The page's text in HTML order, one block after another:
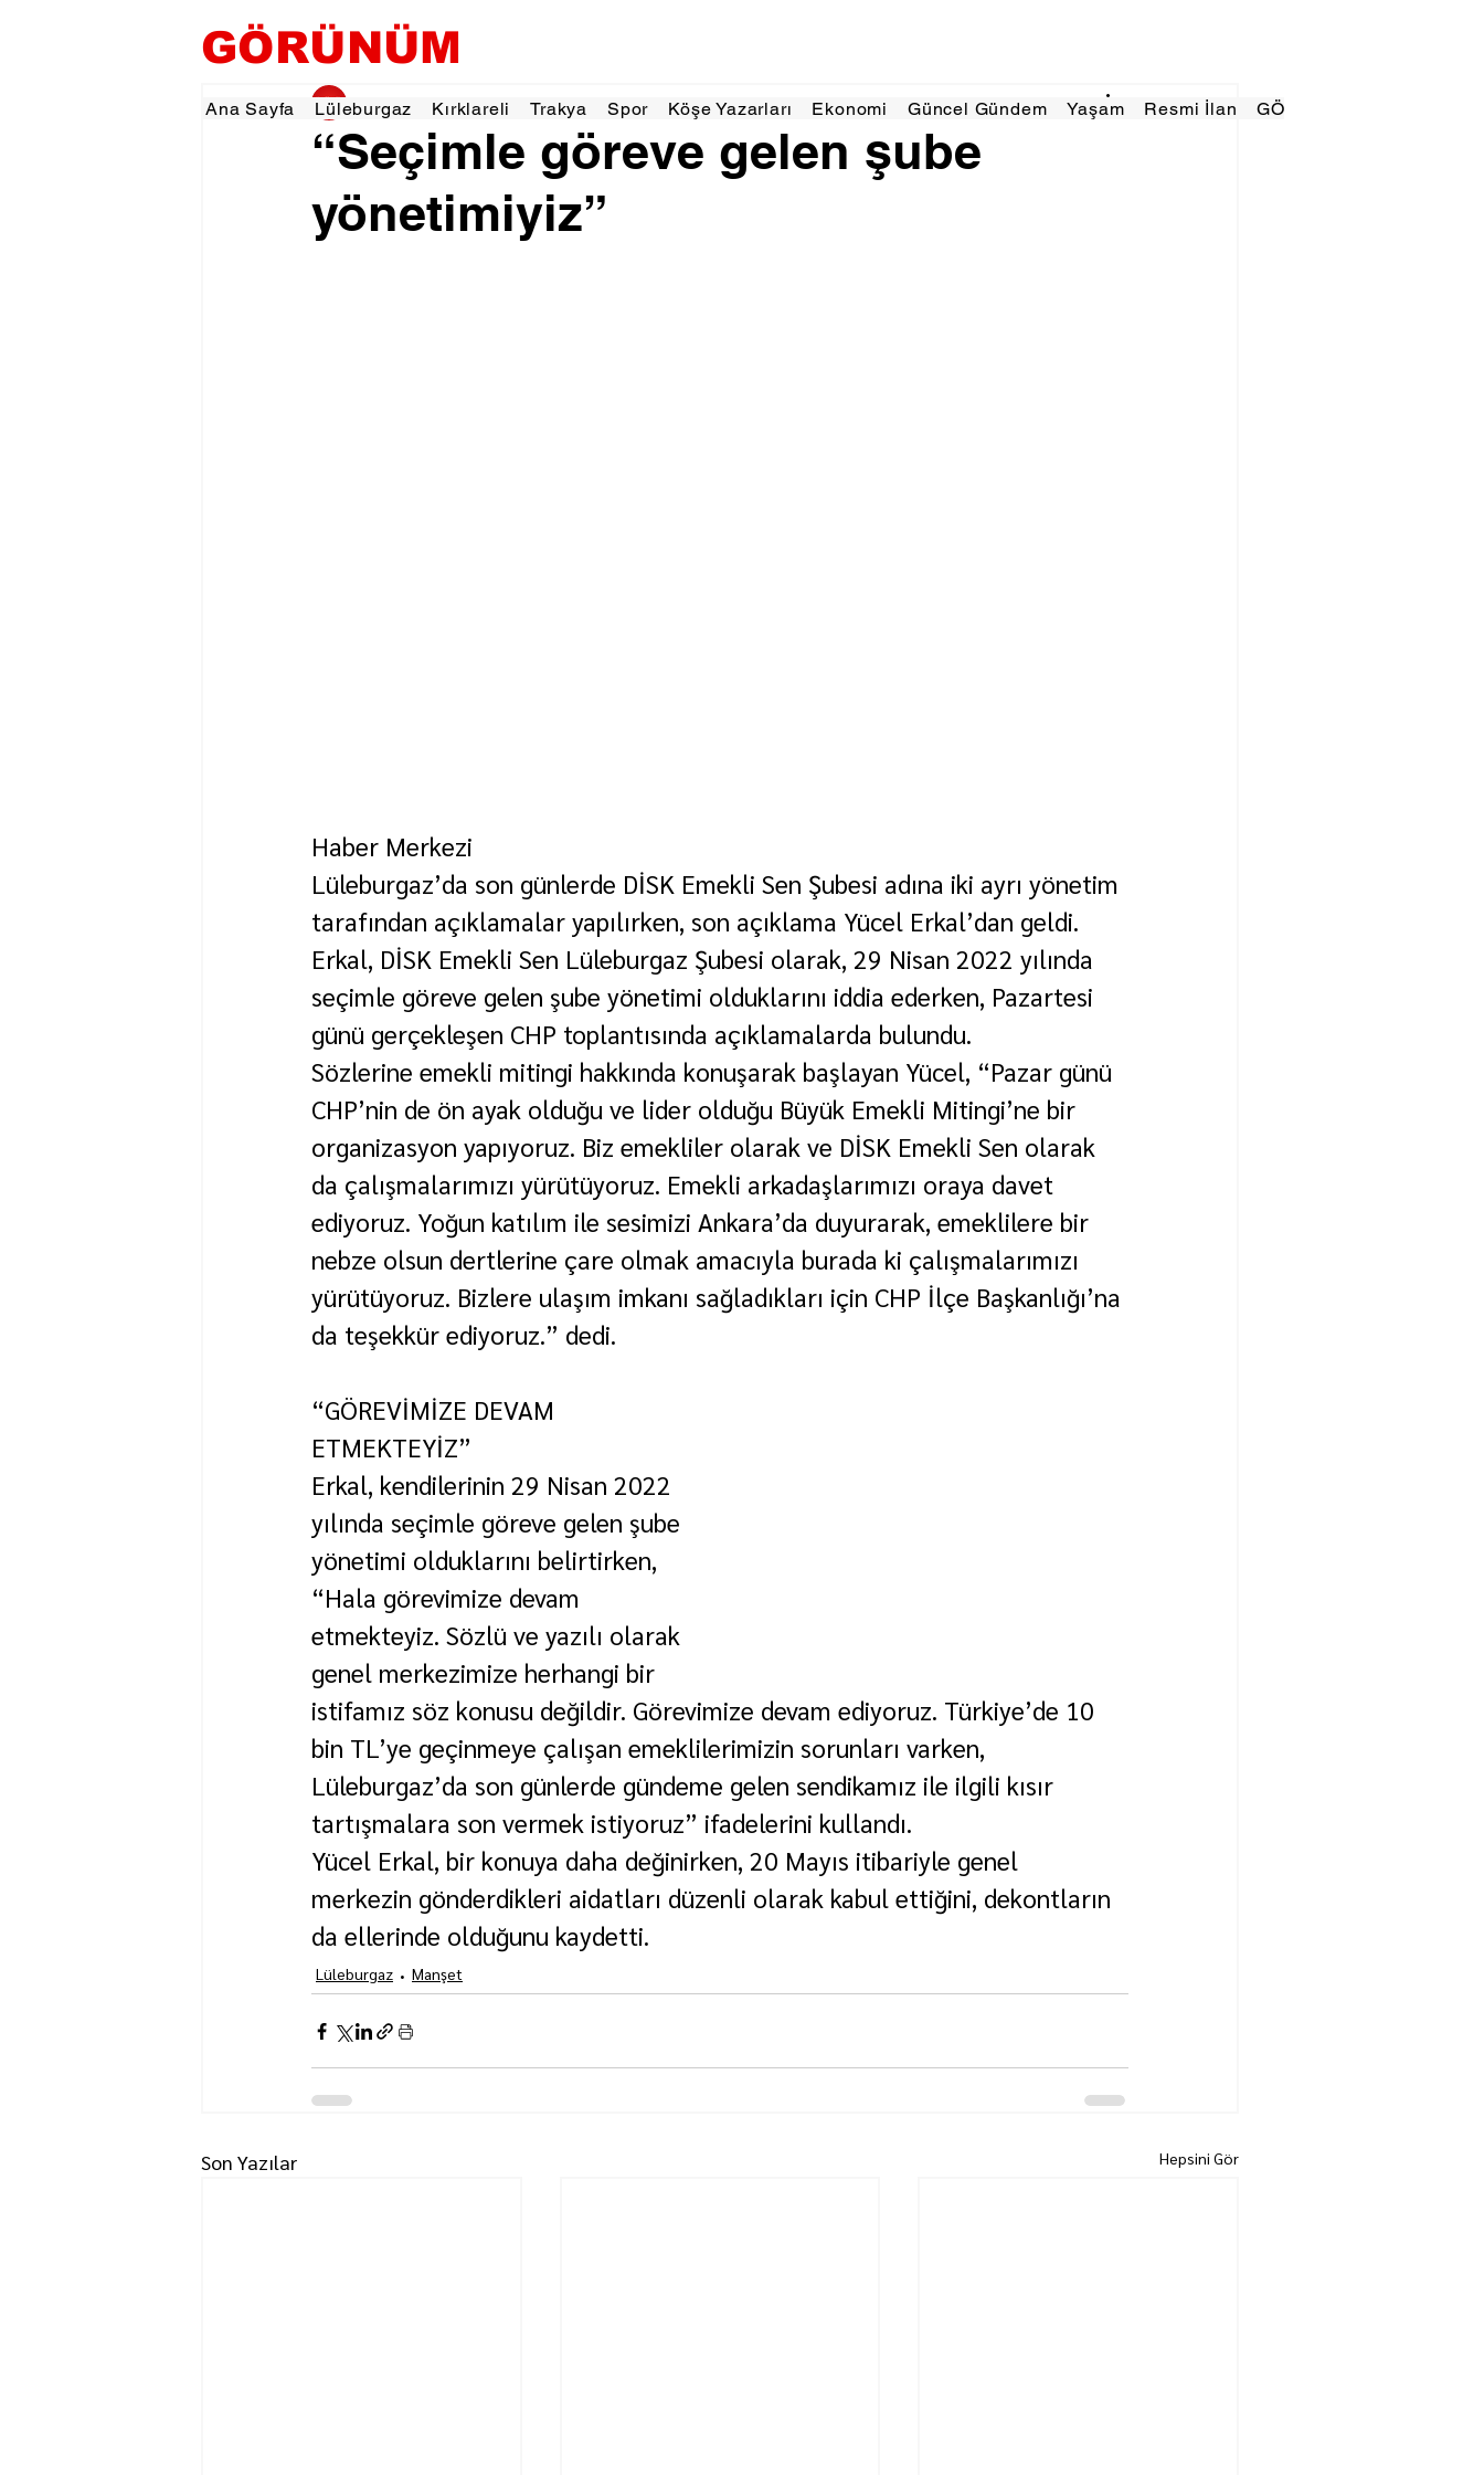
GÖRÜNÜM
Ana Sayfa Lüleburgaz Kırklareli Trakya Spor Köşe Yazarları Ekonomi Güncel Gündem Yaşam Resmi İlan GÖRÜNÜMTV
“Seçimle göreve gelen şube
yönetimiyiz”
gorunumhaber 23 May 2024 1 dakikada okunur
Haber Merkezi
Lüleburgaz’da son günlerde DİSK Emekli Sen Şubesi adına iki ayrı yönetim
tarafından açıklamalar yapılırken, son açıklama Yücel Erkal’dan geldi.
Erkal, DİSK Emekli Sen Lüleburgaz Şubesi olarak, 29 Nisan 2022 yılında
seçimle göreve gelen şube yönetimi olduklarını iddia ederken, Pazartesi
günü gerçekleşen CHP toplantısında açıklamalarda bulundu.
Sözlerine emekli mitingi hakkında konuşarak başlayan Yücel, “Pazar günü
CHP’nin de ön ayak olduğu ve lider olduğu Büyük Emekli Mitingi’ne bir
organizasyon yapıyoruz. Biz emekliler olarak ve DİSK Emekli Sen olarak
da çalışmalarımızı yürütüyoruz. Emekli arkadaşlarımızı oraya davet
ediyoruz. Yoğun katılım ile sesimizi Ankara’da duyurarak, emeklilere bir
nebze olsun dertlerine çare olmak amacıyla burada ki çalışmalarımızı
yürütüyoruz. Bizlere ulaşım imkanı sağladıkları için CHP İlçe Başkanlığı’na
da teşekkür ediyoruz.” dedi.
“GÖREVİMİZE DEVAM
ETMEKTEYİZ”
Erkal, kendilerinin 29 Nisan 2022
yılında seçimle göreve gelen şube
yönetimi olduklarını belirtirken,
“Hala görevimize devam
etmekteyiz. Sözlü ve yazılı olarak
genel merkezimize herhangi bir
istifamız söz konusu değildir. Görevimize devam ediyoruz. Türkiye’de 10
bin TL’ye geçinmeye çalışan emeklilerimizin sorunları varken,
Lüleburgaz’da son günlerde gündeme gelen sendikamız ile ilgili kısır
tartışmalara son vermek istiyoruz” ifadelerini kullandı.
Yücel Erkal, bir konuya daha değinirken, 20 Mayıs itibariyle genel
merkezin gönderdikleri aidatları düzenli olarak kabul ettiğini, dekontların
da ellerinde olduğunu kaydetti.
Lüleburgaz Manşet
Son Yazılar Hepsini Gör